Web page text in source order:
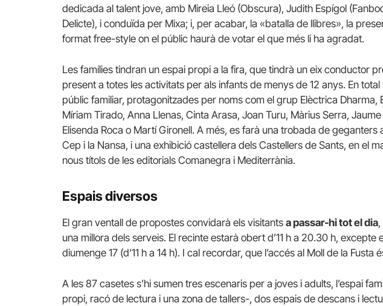
dedicada al talent jove, amb Mireia Lleó (Obscura), Judith Espígol
Delicte), i conduïda per Mixa; i, per acabar, la «batalla de llibres», la
format free-style on el públic haurà de votar el que més li ha agradat.
Les famílies tindran un espai propi a la fira, que tindrà un eix conductor
present a totes les activitats per als infants de menys de 12 anys. En
públic familiar, protagonitzades per noms com el grup Elèctrica Dharma,
Míriam Tirado, Anna Llenas, Cinta Arasa, Joan Turu, Màrius Serra,
Elisenda Roca o Martí Gironell. A més, es farà una trobada de geganters
Cep i la Nansa, i una exhibició castellera dels Castellers de Sants, en el
nous títols de les editorials Comanegra i Mediterrània.
Espais diversos
El gran ventall de propostes convidarà els visitants a passar-hi tot el dia
una millora dels serveis. El recinte estarà obert d’11 h a 20.30 h, excepte
diumenge 17 (d’11 h a 14 h). I cal recordar, que l’accés al Moll de la Fusta
A les 87 casetes s’hi sumen tres escenaris per a joves i adults, l’espai
propi, racó de lectura i una zona de tallers-, dos espais de descans i